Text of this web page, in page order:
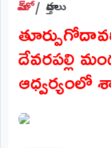
STREAMING
లైవ్
టీవీ
(Live
TV)
హోమ్ వార్తలు
దేవరపల్లి
ఆధ్వర్యంలో